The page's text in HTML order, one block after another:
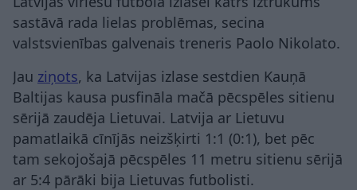
sastāvā rada lielas problēmas, secina
valstsvienības galvenais treneris Paolo Nikolato.
Jau ziņots, ka Latvijas izlase sestdien Kauņā
Baltijas kausa pusfināla mačā pēcspēles sitienu
sērijā zaudēja Lietuvai. Latvija ar Lietuvu
pamatlaikā cīnījās neizšķirti 1:1 (0:1), bet pēc
tam sekojošajā pēcspēles 11 metru sitienu sērijā
ar 5:4 pārāki bija Lietuvas futbolisti.